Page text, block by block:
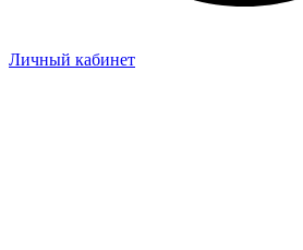
Личный кабинет